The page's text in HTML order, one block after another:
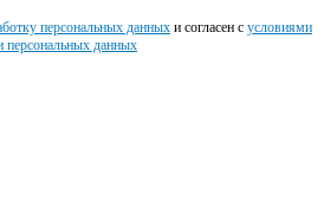
персональных данных и согласен с условиями
персональных данных